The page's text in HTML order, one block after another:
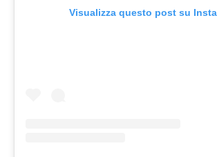
Visualizza questo post su